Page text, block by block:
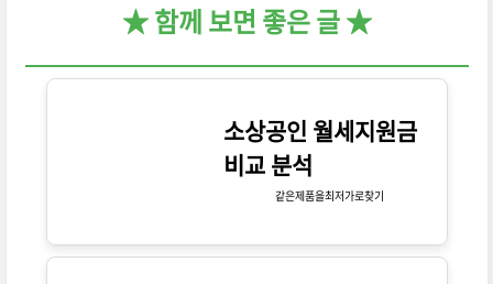
★ 함께 보면 좋은 글 ★
소상공인 월세지원금
비교 분석
같은제품을최저가로찾기